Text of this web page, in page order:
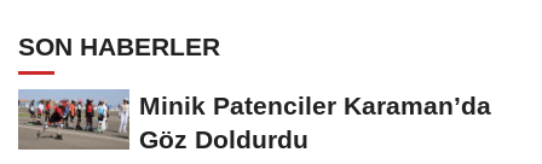
SON HABERLER
Minik Patenciler Karaman’da
Göz Doldurdu